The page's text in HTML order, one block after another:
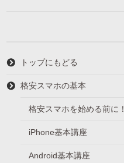
トップにもどる
格安スマホの基本
格安スマホを始める前に！
iPhone基本講座
Android基本講座